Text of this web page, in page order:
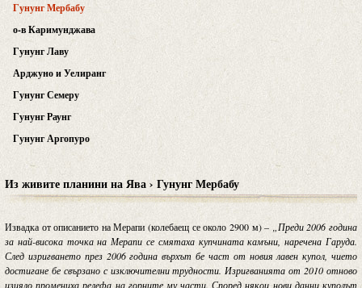
Гунунг Мербабу
о-в Каримунджава
Гунунг Лаву
Арджуно и Уелиранг
Гунунг Семеру
Гунунг Раунг
Гунунг Аргопуро
Из живите планини на Ява › Гунунг Мербабу
Извадка от описанието на Мерапи (колебаещ се около 2900 м) –
„Преди 2006 година
за най-висока точка на Мерапи се смятаха купчината камъни, наречена Гаруда.
След изригването през 2006 година върхът бе част от новия лавен купол, чието
достигане бе свързано с изключителни трудности. Изригванията от 2010 отново
изцяло промениха релефа на горните му части. Според някои нови данни куполът